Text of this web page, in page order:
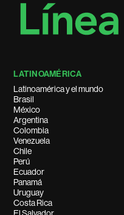
LATINOAMÉRICA
Latinoamérica y el mundo
Brasil
México
Argentina
Colombia
Venezuela
Chile
Perú
Ecuador
Panamá
Uruguay
Costa Rica